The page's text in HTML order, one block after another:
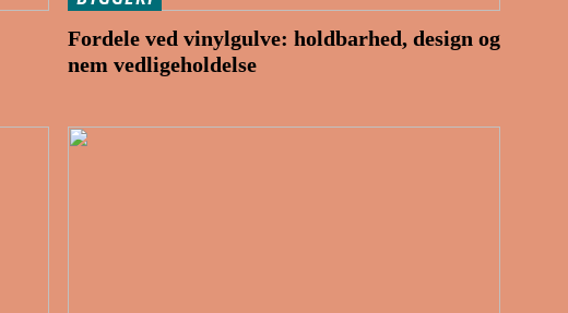
Fordele ved vinylgulve: holdbarhed, design og
nem vedligeholdelse